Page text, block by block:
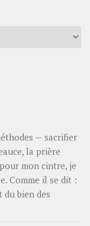
— sacrifier
la prière
mon cintre, je
Comme il se dit :
bien des